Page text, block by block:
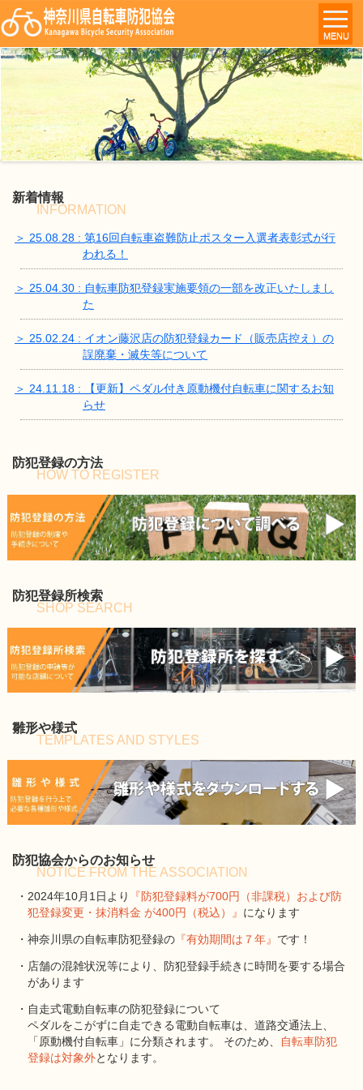
MENU
新着情報
INFORMATION
＞ 25.08.28 : 第16回自転車盗難防止ポスター入選者表彰式が行
われる！
＞ 25.04.30 : 自転車防犯登録実施要領の一部を改正いたしまし
た
＞ 25.02.24 : イオン藤沢店の防犯登録カード（販売店控え）の
誤廃棄・滅失等について
＞ 24.11.18 : 【更新】ペダル付き原動機付自転車に関するお知
らせ
防犯登録の方法
HOW TO REGISTER
防犯登録所検索
SHOP SEARCH
雛形や様式
TEMPLATES AND STYLES
防犯協会からのお知らせ
NOTICE FROM THE ASSOCIATION
・2024年10月1日より
『防犯登録料が700円（非課税）および防
犯登録変更・抹消料金 が400円（税込）』 になります
・神奈川県の自転車防犯登録の 『有効期間は７年』 です！
・店舗の混雑状況等により、防犯登録手続きに時間を要する場合
があります
・自走式電動自転車の防犯登録について
ペダルをこがずに自走できる電動自転車は、道路交通法上、
「原動機付自転車」に分類されます。 そのため、
自転車防犯
登録は対象外となります。